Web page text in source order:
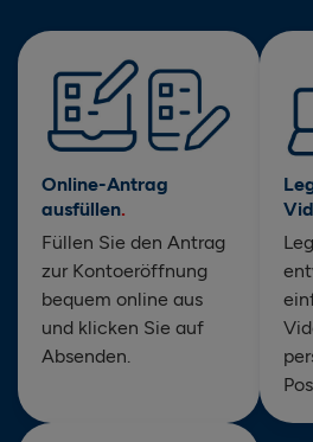
Online-Antrag
ausfüllen
Füllen Sie den Antrag
zur Kontoeröffnung
bequem online aus
und klicken Sie auf
Absenden.